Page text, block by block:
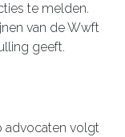
te melden.
van de Wwft
geeft.
advocaten volgt